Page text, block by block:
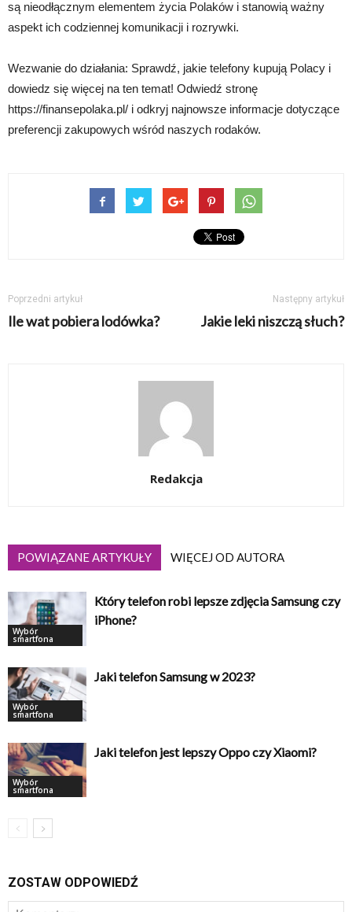
są nieodłącznym elementem życia Polaków i stanowią ważny
aspekt ich codziennej komunikacji i rozrywki.
Wezwanie do działania: Sprawdź, jakie telefony kupują Polacy i
dowiedz się więcej na ten temat! Odwiedź stronę
https://finansepolaka.pl/ i odkryj najnowsze informacje dotyczące
preferencji zakupowych wśród naszych rodaków.
Poprzedni artykuł
Ile wat pobiera lodówka?
Następny artykuł
Jakie leki niszczą słuch?
Redakcja
POWIĄZANE ARTYKUŁY WIĘCEJ OD AUTORA
Wybór
smartfona
Który telefon robi lepsze zdjęcia Samsung czy
iPhone?
Wybór
smartfona
Jaki telefon Samsung w 2023?
Wybór
smartfona
Jaki telefon jest lepszy Oppo czy Xiaomi?
ZOSTAW ODPOWIEDŹ